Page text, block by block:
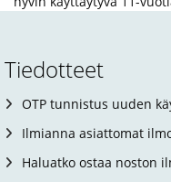
Tiedotteet
OTP tunnistus uuden
Ilmianna asiattomat
Haluatko ostaa noston